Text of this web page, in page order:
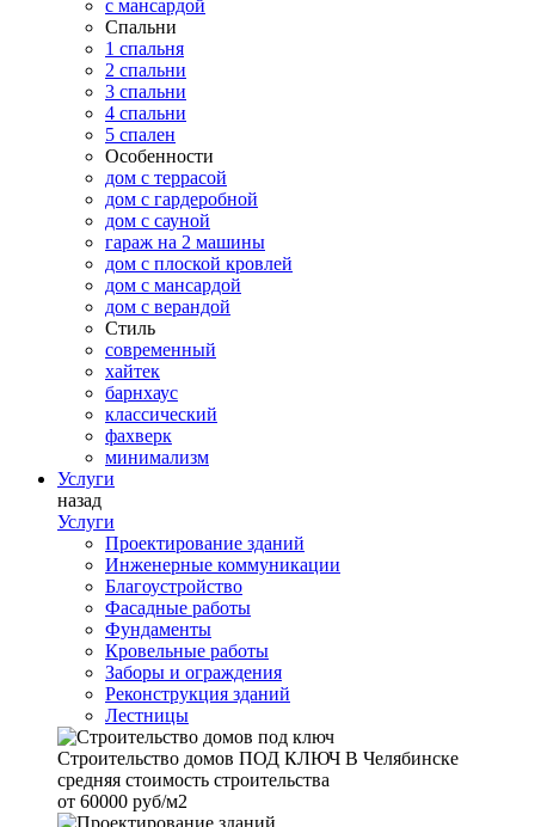
с мансардой
Спальни
1 спальня
2 спальни
3 спальни
4 спальни
5 спален
Особенности
дом с террасой
дом с гардеробной
дом с сауной
гараж на 2 машины
дом с плоской кровлей
дом с мансардой
дом с верандой
Стиль
современный
хайтек
барнхаус
классический
фахверк
минимализм
Услуги
назад
Услуги
Проектирование зданий
Инженерные коммуникации
Благоустройство
Фасадные работы
Фундаменты
Кровельные работы
Заборы и ограждения
Реконструкция зданий
Лестницы
Строительство домов ПОД КЛЮЧ В Челябинске
средняя стоимость строительства
от 60000 руб/м2